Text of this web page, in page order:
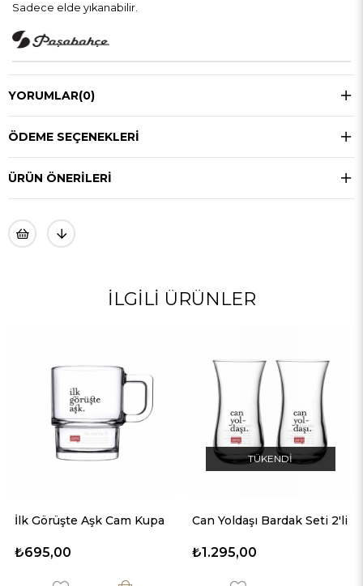
Sadece elde yıkanabilir.
YORUMLAR(0)
ÖDEME SEÇENEKLERI
ÜRÜN ÖNERILERI
Aşk Cam Kupa
TÜKENDI
Can Yoldaşı Bardak Seti 2'li
₺1.295,00
İki